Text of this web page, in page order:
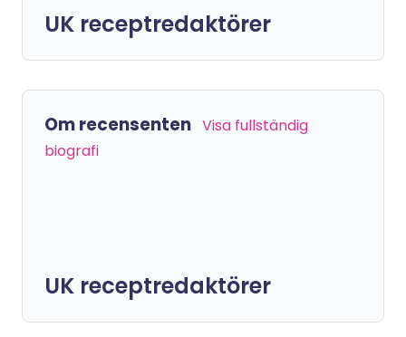
UK receptredaktörer
Om recensenten Visa fullständig
biografi
UK receptredaktörer